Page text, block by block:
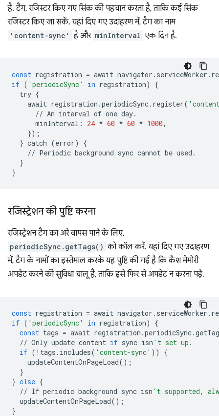
है. टैग, रजिस्टर किए गए सिंक की पहचान करता है, ताकि कई सिंक
रजिस्टर किए जा सकें. यहां दिए गए उदाहरण में, टैग का नाम
'content-sync' है और minInterval एक दिन है.
const registration = await navigator . serviceWorker .
if ( 'periodicSync' in registration)
{
try {
await registration .periodicSync. register(
// An interval of one day.
minInterval : 24 * 60 * 60 * 1000,
});
} catch (error)
{
// Periodic background sync cannot be used .
}
}
रजिस्ट्रेशन की पुष्टि करना
रजिस्ट्रेशन टैग का अरे वापस पाने के लिए,
periodicSync.getTags() को कॉल करें. यहां दिए गए उदाहरण
में, टैग के नामों का इस्तेमाल करके यह पुष्टि की गई है कि कैश मेमोरी
अपडेट करने की सुविधा चालू है, ताकि इसे फिर से अपडेट न करना पड़े.
const registration = await navigator . serviceWorker .
if ( 'periodicSync' in registration)
{
const tags = await registration .periodicSync.
// Only update content if sync isn 't set up.
if ( ! tags . includes( 'content-sync' ))
{
updateContentOnPageLoad();
}
} else {
// If periodic background sync isn 't supported,
updateContentOnPageLoad();
}